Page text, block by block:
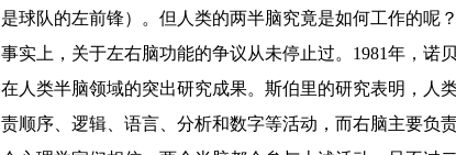
是球队的左前锋）。但人类的两半脑究竟是如何工作的呢？
事实上，关于左右脑功能的争议从未停止过。1981年，诺
在人类半脑领域的突出研究成果。斯伯里的研究表明，人
责顺序、逻辑、语言、分析和数字等活动，而右脑主要负